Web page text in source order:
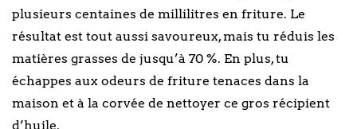
plusieurs centaines de millilitres en friture. Le
résultat est tout aussi savoureux, mais tu réduis les
matières grasses de jusqu’à 70 %. En plus, tu
échappes aux odeurs de friture tenaces dans la
maison et à la corvée de nettoyer ce gros récipient
d’huile.